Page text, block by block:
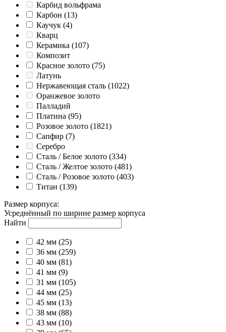
Карбид вольфрама
Карбон (13)
Каучук (4)
Кварц
Керамика (107)
Композит
Красное золото (75)
Латунь
Нержавеющая сталь (1022)
Оранжевое золото
Палладий
Платина (95)
Розовое золото (1821)
Сапфир (7)
Серебро
Сталь / Белое золото (334)
Сталь / Желтое золото (481)
Сталь / Розовое золото (403)
Титан (139)
Размер корпуса:
Усреднённый по ширине размер корпуса
Найти
42 мм (25)
36 мм (259)
40 мм (81)
41 мм (9)
31 мм (105)
44 мм (25)
45 мм (13)
38 мм (88)
43 мм (10)